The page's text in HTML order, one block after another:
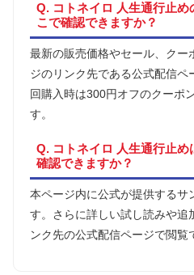
Q. コトネイロ 人生通行止
こで確認できますか？
最新の販売価格やセール、クー
ジのリンク先である公式配信ペ
回購入時は300円オフのクーポ
す。
Q. コトネイロ 人生通行止
確認できますか？
本ページ内に公式が提供するサ
す。さらに詳しい試し読みや追
ンク先の公式配信ページで閲覧